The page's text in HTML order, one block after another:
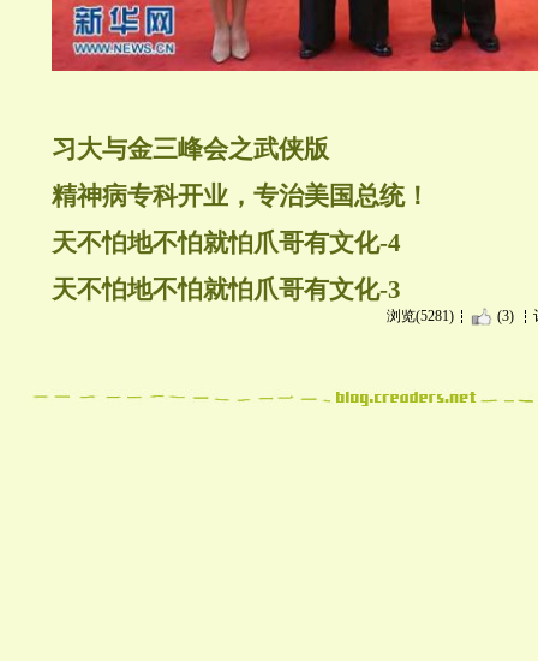
习大与金三峰会之武侠版
精神病专科开业，专治美国总统！
天不怕地不怕就怕爪哥有文化-4
天不怕地不怕就怕爪哥有文化-3
浏览(5281) (3)